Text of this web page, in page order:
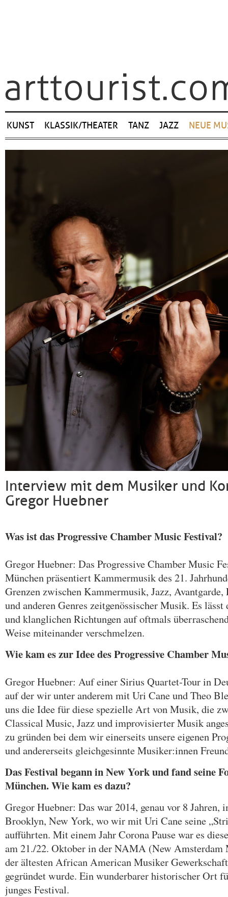
Navigation
KUNST KLASSIK/THEATER TANZ JAZZ NEUE
Interview mit dem Musiker und
Gregor Huebner
Was ist das Progressive Chamber Music Festival?
Gregor Huebner: Das Progressive Chamber Music
München präsentiert Kammermusik des 21.
Grenzen zwischen Kammermusik, Jazz,
und anderen Genres zeitgenössischer Musik. Es
und klanglichen Richtungen auf oftmals
Weise miteinander verschmelzen.
Wie kam es zur Idee des Progressive Chamber
Gregor Huebner: Auf einer Sirius Quartet-Tour in
auf der wir unter anderem mit Uri Cane und Theo
uns die Idee für diese spezielle Art von Musik, die
Classical Music, Jazz und improvisierter Musik
zu gründen bei dem wir einerseits unsere eigenen
und andererseits gleichgesinnte Musiker:innen
Das Festival begann in New York und fand seine
München. Wie kam es dazu?
Gregor Huebner: Das war 2014, genau vor 8 Jahren,
Brooklyn, New York, wo wir mit Uri Cane seine
aufführten. Mit einem Jahr Corona Pause war es
am 21./22. Oktober in der NAMA (New Amsterdam
der ältesten African American Musiker
gegründet wurde. Ein wunderbarer historischer Ort
junges Festival.